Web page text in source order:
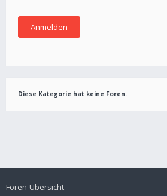
Diese Kategorie hat keine Foren.
Foren-Übersicht